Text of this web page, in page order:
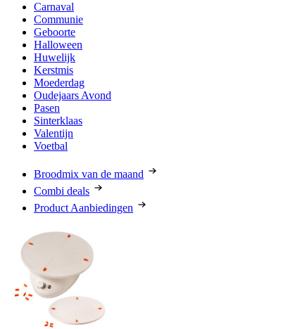
Carnaval
Communie
Geboorte
Halloween
Huwelijk
Kerstmis
Moederdag
Oudejaars Avond
Pasen
Sinterklaas
Valentijn
Voetbal
Broodmix van de maand
Combi deals
Product Aanbiedingen